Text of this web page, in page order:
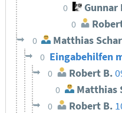
0
0
0 Matthias
0 Eingabehilfen
0 Robert B.
0 Matthias
0 Robert B.